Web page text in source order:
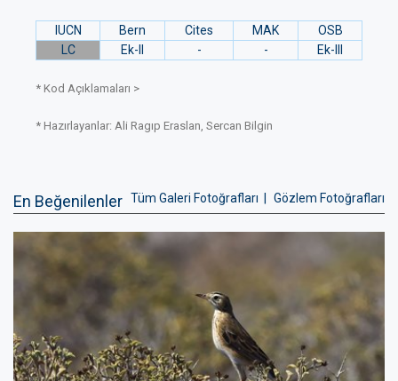
IUCN Bern Cites MAK
OSB
LC
Ek-II - - Ek-III
* Kod Açıklamaları >
* Hazırlayanlar: Ali Ragıp Eraslan, Sercan Bilgin
En Beğenilenler Gözlem Fotoğrafları
Tüm Galeri Fotoğrafları |